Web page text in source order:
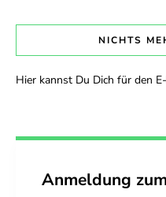
NICHTS
Hier kannst Du Dich für den
Anmeldung